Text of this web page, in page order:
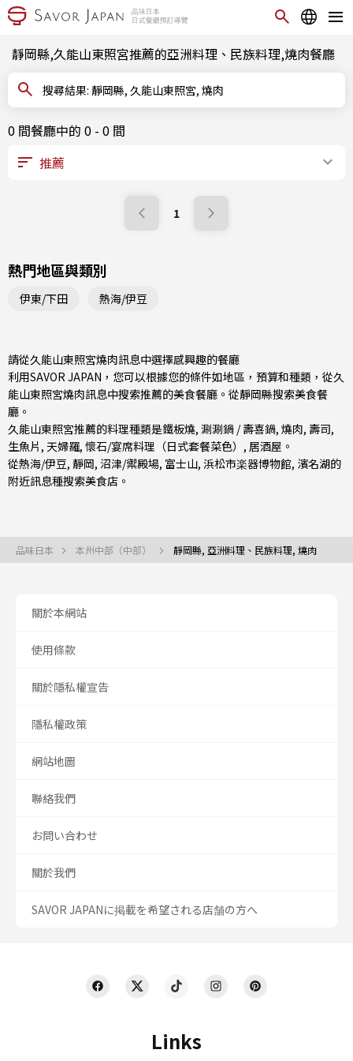
靜岡縣,久能山東照宮推薦的亞洲料理、民族料理,燒肉餐廳
搜尋結果: 靜岡縣, 久能山東照宮, 燒肉
0 間餐廳中的 0 - 0 間
1
熱門地區與類別
伊東/下田 熱海/伊豆
請從久能山東照宮燒肉訊息中選擇感興趣的餐廳
利用SAVOR JAPAN，您可以根據您的條件如地區，預算和種類，從久
能山東照宮燒肉訊息中搜索推薦的美食餐廳。從靜岡縣搜索美食餐
廳。
久能山東照宮推薦的料理種類是鐵板燒, 涮涮鍋 / 壽喜鍋, 燒肉, 壽司,
生魚片 , 天婦羅, 懷石/宴席料理（日式套餐菜色） , 居酒屋 。
從熱海/伊豆, 靜岡, 沼津/禦殿場, 富士山, 浜松市楽器博物館, 濱名湖的
附近訊息種搜索美食店。
品味日本 本州中部（中部） 靜岡縣, 亞洲料理、民族料理, 燒肉
Links
關於本網站
使用條款
關於隱私權宣告
隱私權政策
網站地圖
聯絡我們
お問い合わせ
關於我們
SAVOR JAPANに掲載を希望される店舗の方へ